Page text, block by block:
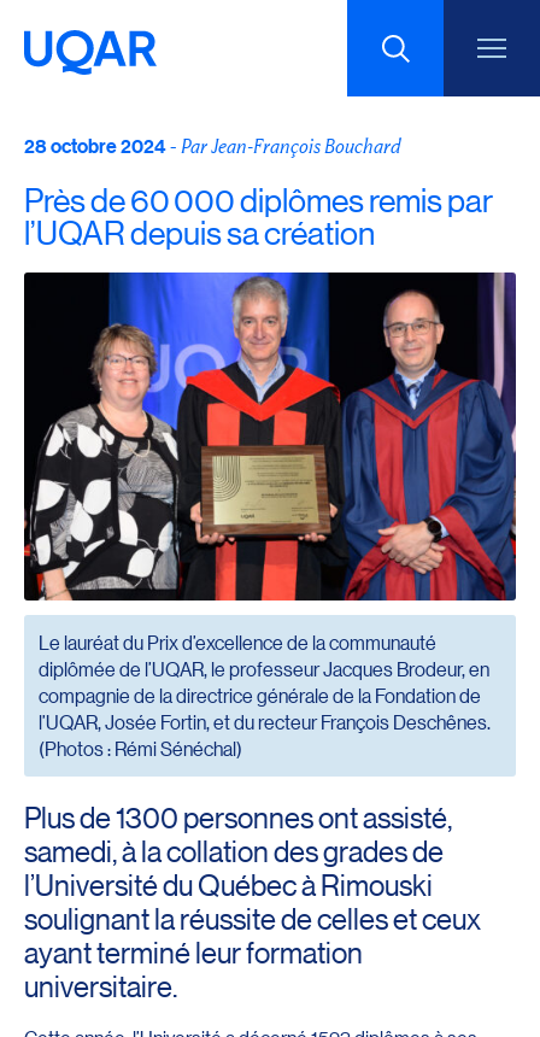
Menu principal Aller au contenu Recherche
Taille du texte
Interlignage du texte
Espacement du texte
Réinitialiser les paramètres
28 octobre 2024- Par Jean-François Bouchard
Près de 60 000 diplômes remis par
l’UQAR depuis sa création
Le lauréat du Prix d’excellence de la communauté
diplômée de l’UQAR, le professeur Jacques Brodeur, en
compagnie de la directrice générale de la Fondation de
l’UQAR, Josée Fortin, et du recteur François Deschênes.
(Photos : Rémi Sénéchal)
Plus de 1300 personnes ont assisté,
samedi, à la collation des grades de
l’Université du Québec à Rimouski
soulignant la réussite de celles et ceux
ayant terminé leur formation
universitaire.